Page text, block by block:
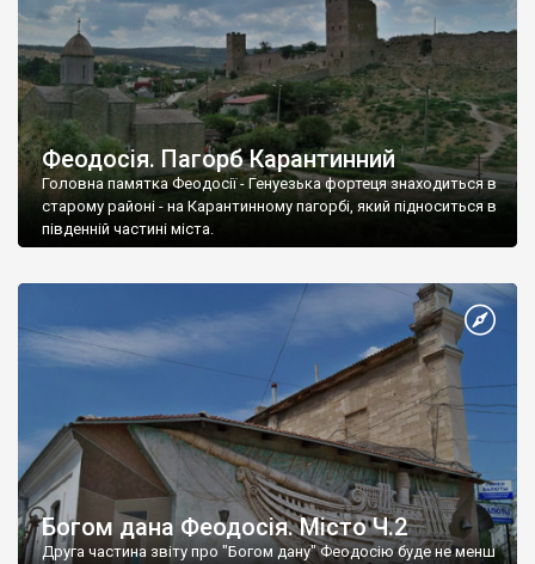
Феодосія. Пагорб Карантинний
Головна памятка Феодосії - Генуезька фортеця знаходиться в
старому районі - на Карантинному пагорбі, який підноситься в
південній частині міста.
Богом дана Феодосія. Місто Ч.2
Друга частина звіту про "Богом дану" Феодосію буде не менш